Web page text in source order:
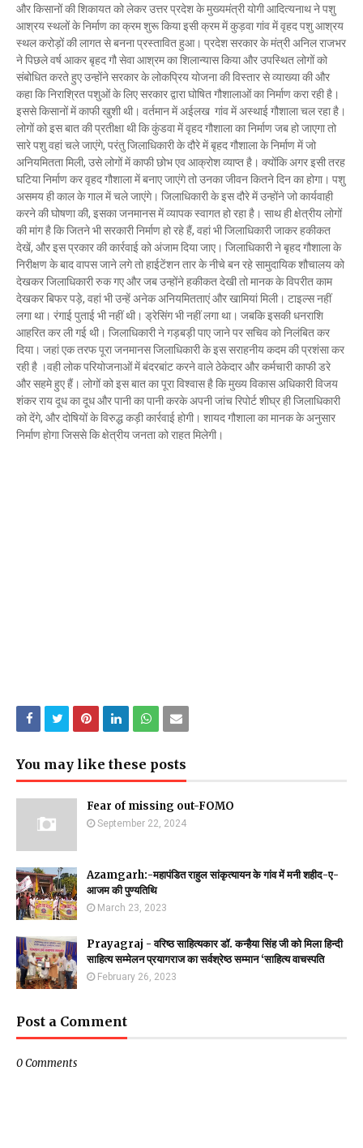
और किसानों की शिकायत को लेकर उत्तर प्रदेश के मुख्यमंत्री योगी आदित्यनाथ ने पशु
आश्रय स्थलों के निर्माण का क्रम शुरू किया इसी क्रम में कुड़वा गांव में वृहद पशु आश्रय
स्थल करोड़ों की लागत से बनना प्रस्तावित हुआ। प्रदेश सरकार के मंत्री अनिल राजभर
ने पिछले वर्ष आकर बृहद गौ सेवा आश्रम का शिलान्यास किया और उपस्थित लोगों को
संबोधित करते हुए उन्होंने सरकार के लोकप्रिय योजना की विस्तार से व्याख्या की और
कहा कि निराश्रित पशुओं के लिए सरकार द्वारा घोषित गौशालाओं का निर्माण करा रही है।
इससे किसानों में काफी खुशी थी। वर्तमान में अईलख गांव में अस्थाई गौशाला चल रहा है।
लोगों को इस बात की प्रतीक्षा थी कि कुंडवा में वृहद गौशाला का निर्माण जब हो जाएगा तो
सारे पशु वहां चले जाएंगे, परंतु जिलाधिकारी के दौरे में बृहद गौशाला के निर्माण में जो
अनियमितता मिली, उसे लोगों में काफी छोभ एव आक्रोश व्याप्त है। क्योंकि अगर इसी तरह
घटिया निर्माण कर वृहद गौशाला में बनाए जाएंगे तो उनका जीवन कितने दिन का होगा। पशु
असमय ही काल के गाल में चले जाएंगे। जिलाधिकारी के इस दौरे में उन्होंने जो कार्यवाही
करने की घोषणा की, इसका जनमानस में व्यापक स्वागत हो रहा है। साथ ही क्षेत्रीय लोगों
की मांग है कि जितने भी सरकारी निर्माण हो रहे हैं, वहां भी जिलाधिकारी जाकर हकीकत
देखें, और इस प्रकार की कार्रवाई को अंजाम दिया जाए। जिलाधिकारी ने बृहद गौशाला के
निरीक्षण के बाद वापस जाने लगे तो हाईटेंशन तार के नीचे बन रहे सामुदायिक शौचालय को
देखकर जिलाधिकारी रुक गए और जब उन्होंने हकीकत देखी तो मानक के विपरीत काम
देखकर बिफर पड़े, वहां भी उन्हें अनेक अनियमितताएं और खामियां मिली। टाइल्स नहीं
लगा था। रंगाई पुताई भी नहीं थी। ड्रेसिंग भी नहीं लगा था। जबकि इसकी धनराशि
आहरित कर ली गई थी। जिलाधिकारी ने गड़बड़ी पाए जाने पर सचिव को निलंबित कर
दिया। जहां एक तरफ पूरा जनमानस जिलाधिकारी के इस सराहनीय कदम की प्रशंसा कर
रही है ।वही लोक परियोजनाओं में बंदरबांट करने वाले ठेकेदार और कर्मचारी काफी डरे
और सहमे हुए हैं। लोगों को इस बात का पूरा विश्वास है कि मुख्य विकास अधिकारी विजय
शंकर राय दूध का दूध और पानी का पानी करके अपनी जांच रिपोर्ट शीघ्र ही जिलाधिकारी
को देंगे, और दोषियों के विरुद्ध कड़ी कार्रवाई होगी। शायद गौशाला का मानक के अनुसार
निर्माण होगा जिससे कि क्षेत्रीय जनता को राहत मिलेगी।
You may like these posts
Fear of missing out-FOMO
September 22, 2024
Azamgarh:-महापंडित राहुल सांकृत्यायन के गांव में मनी शहीद-ए-
आजम की पुण्यतिथि
March 23, 2023
Prayagraj - वरिष्ठ साहित्यकार डॉ. कन्हैया सिंह जी को मिला हिन्दी
साहित्य सम्मेलन प्रयागराज का सर्वश्रेष्ठ सम्मान ‘साहित्य वाचस्पति
February 26, 2023
Post a Comment
0 Comments